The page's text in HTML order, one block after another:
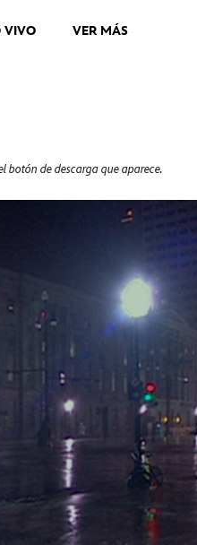
VIVO VER MÁS
botón de descarga que aparece.